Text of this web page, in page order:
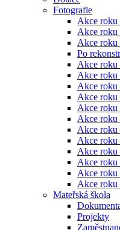
Fotografie
Akce roku
Akce roku
Akce roku
Po
Akce roku
Akce roku
Akce roku
Akce roku
Akce roku
Akce roku
Akce roku
Akce roku
Akce roku
Akce roku
Akce roku
Akce roku
Mateřská škola
Projekty